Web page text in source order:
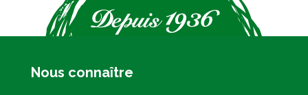
Nous connaître